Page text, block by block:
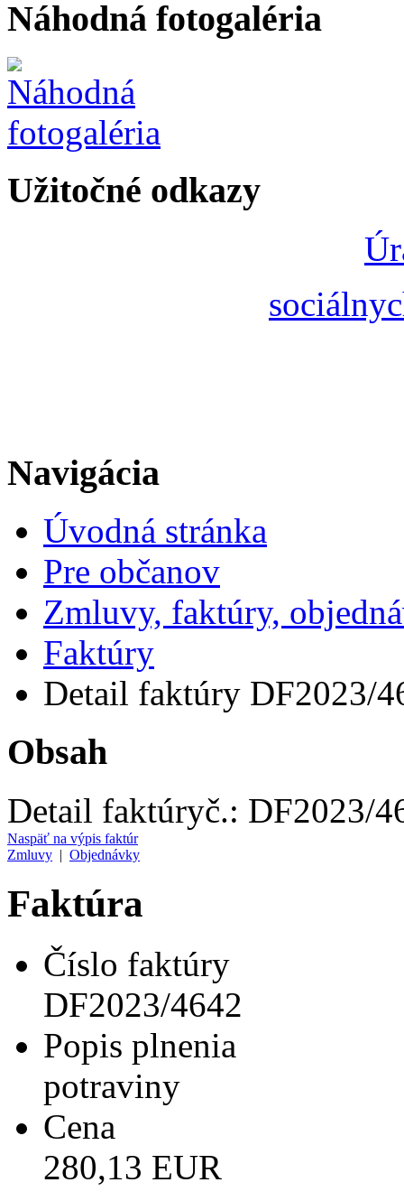
Náhodná fotogaléria
Užitočné odkazy
Navigácia
Úvodná stránka
Pre občanov
Zmluvy, faktúry,
Faktúry
Detail faktúry DF2023/
Obsah
Detail faktúryč.: DF2023/
Naspäť na výpis faktúr
Zmluvy | Objednávky
Faktúra
Číslo faktúry
DF2023/4642
Popis plnenia
potraviny
Cena
280,13 EUR